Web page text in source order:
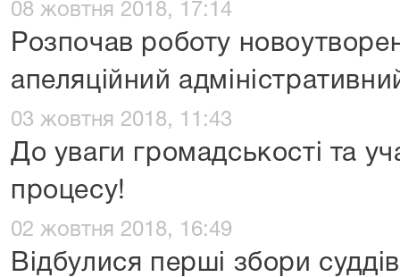
08 жовтня 2018, 17:14
Розпочав роботу
апеляційний
03 жовтня 2018, 11:43
До уваги громадськості та
процесу!
02 жовтня 2018, 16:49
Відбулися перші збори